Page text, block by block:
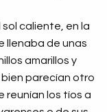
caliente, en la
llenaba de unas
amarillos y
bien parecían otro
reunían los tíos a